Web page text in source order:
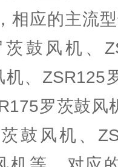
相应的主流
茨鼓风机、
机、ZSR125
罗茨鼓风
鼓风机、